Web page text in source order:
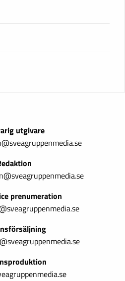
utgivare
prenumeration